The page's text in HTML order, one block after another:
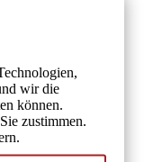
wir die
können.
zustimmen.